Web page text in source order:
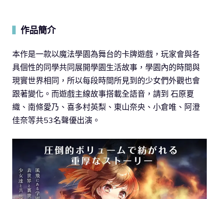
作品簡介
本作是一款以魔法學園為舞台的卡牌遊戲，玩家會與各
具個性的同學共同展開學園生活故事，學園內的時間與
現實世界相同，所以每段時間所見到的少女們外觀也會
跟著變化。而遊戲主線故事搭載全語音，請到 石原夏
織、南條愛乃、喜多村英梨、東山奈央、小倉唯、阿澄
佳奈等共53名聲優出演。